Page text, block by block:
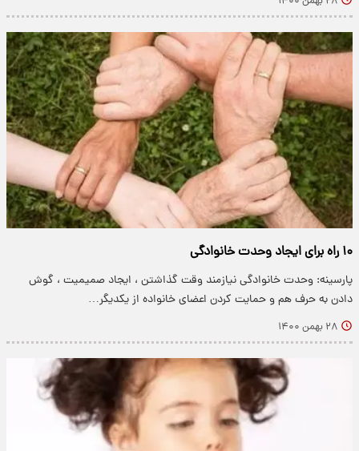
۱۰ راه برای ایجاد وحدت خانوادگی
پارسینه: وحدت خانوادگی نیازمند وقت گذاشتن ، ایجاد صمیمیت ، گوش
دادن به حرف هم و حمایت کردن اعضای خانواده از یکدیگر…
۲۸ بهمن ۱۴۰۰